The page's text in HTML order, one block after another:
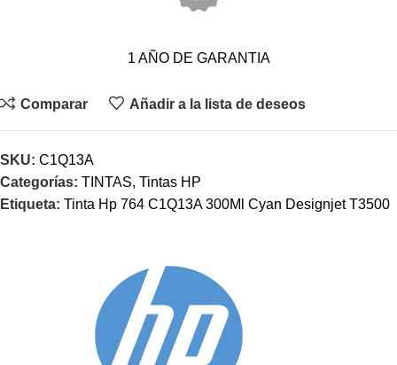
1 AÑO DE GARANTIA
Comparar Añadir a la lista de deseos
SKU: C1Q13A
Categorías: TINTAS, Tintas HP
Etiqueta: Tinta Hp 764 C1Q13A 300Ml Cyan Designjet T3500